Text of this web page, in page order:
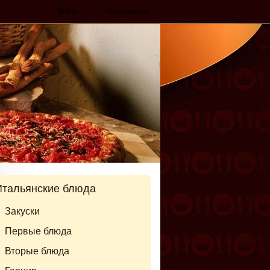
Войти Регистрация
блюда
Закуски
Первые блюда
Вторые блюда